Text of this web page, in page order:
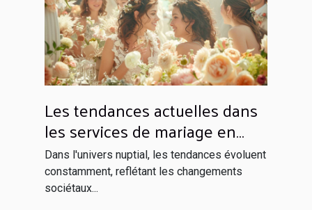
Les tendances actuelles dans
les services de mariage en
France
Dans l'univers nuptial, les tendances évoluent
constamment, reflétant les changements
sociétaux...